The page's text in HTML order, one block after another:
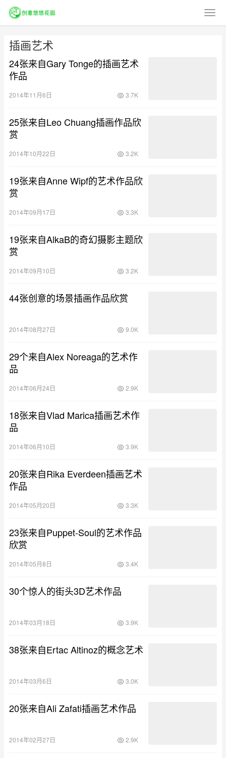
插画艺术
24张来自Gary Tonge的插画艺术
作品
2014年11月6日 3.7K
25张来自Leo Chuang插画作品欣
赏
2014年10月22日 3.2K
19张来自Anne Wipf的艺术作品欣
赏
2014年09月17日 3.3K
19张来自AlkaB的奇幻摄影主题欣
赏
2014年09月10日 3.2K
44张创意的场景插画作品欣赏
2014年08月27日 9.0K
29个来自Alex Noreaga的艺术作
品
2014年06月24日 2.9K
18张来自Vlad Marica插画艺术作
品
2014年06月10日 3.9K
20张来自Rika Everdeen插画艺术
作品
2014年05月20日 3.3K
23张来自Puppet-Soul的艺术作品
欣赏
2014年05月8日 3.4K
30个惊人的街头3D艺术作品
2014年03月18日 3.9K
38张来自Ertac Altinoz的概念艺术
2014年03月6日 3.0K
20张来自Ali Zafati插画艺术作品
2014年02月27日 2.9K